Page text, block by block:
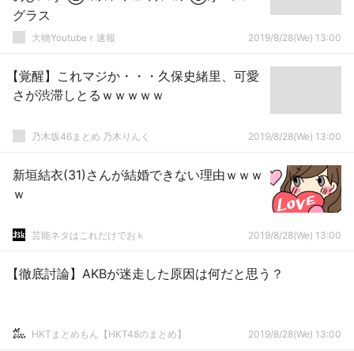
グラス
大物Youtubeｒ速報 2019/8/28(We) 13:00
【覚醒】これマジか・・・久保史緒里、可愛
さが渋滞しとるｗｗｗｗｗ
乃木坂46まとめ 乃木りんく 2019/8/28(We) 13:00
新垣結衣(31)さんが結婚できない理由ｗｗｗ
ｗ
芸能ネタはこれだけでおｋ 2019/8/28(We) 13:00
【徹底討論】AKBが迷走した原因は何だと思う？
HKTまとめもん【HKT48のまとめ】 2019/8/28(We) 13:00